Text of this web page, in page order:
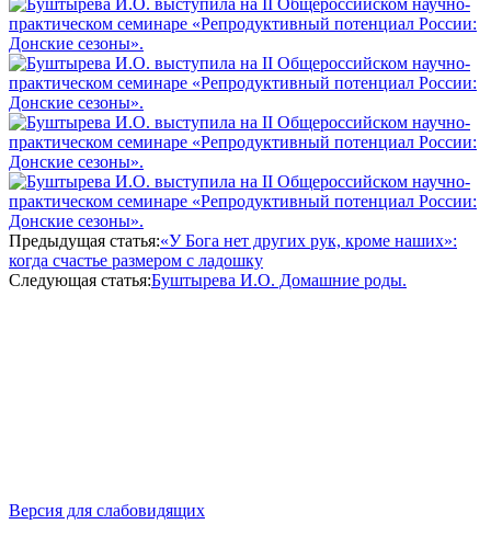
Предыдущая статья:«У Бога нет других рук, кроме наших»:
когда счастье размером с ладошку
Следующая статья:Буштырева И.О. Домашние роды.
Версия для слабовидящих